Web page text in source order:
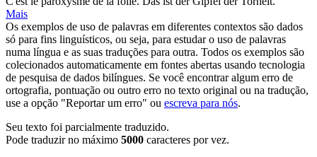
Mais
Os exemplos de uso de palavras em diferentes contextos são dados
só para fins linguísticos, ou seja, para estudar o uso de palavras
numa língua e as suas traduções para outra. Todos os exemplos são
colecionados automaticamente em fontes abertas usando tecnologia
de pesquisa de dados bilíngues. Se você encontrar algum erro de
ortografia, pontuação ou outro erro no texto original ou na tradução,
use a opção "Reportar um erro" ou escreva para nós.
Seu texto foi parcialmente traduzido.
Pode traduzir no máximo 5000 caracteres por vez.